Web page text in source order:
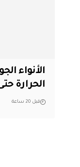
الأنواء
الحرارة
قبل 20 ساعة